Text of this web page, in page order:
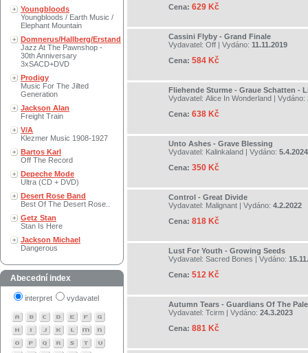
Youngbloods
Youngbloods / Earth Music /
Elephant Mountain
Domnerus/Hallberg/Erstand
Jazz At The Pawnshop -
30th Anniversary
3xSACD+DVD
Prodigy
Music For The Jilted
Generation
Jackson Alan
Freight Train
V/A
Klezmer Music 1908-1927
Bartos Karl
Off The Record
Depeche Mode
Ultra (CD + DVD)
Desert Rose Band
Best Of The Desert Rose..
Getz Stan
Stan Is Here
Jackson Michael
Dangerous
Abecední index
interpret vydavatel
Cena: 629 Kč
Cassini Flyby - Grand Finale
Vydavatel: Off | Vydáno: 11.11.2019
Cena: 584 Kč
Fliehende Sturme - Graue Schatten -
Vydavatel: Alice In Wonderland | Vydáno:
Cena: 638 Kč
Unto Ashes - Grave Blessing
Vydavatel: Kalinkaland | Vydáno: 5.4.2024
Cena: 350 Kč
Control - Great Divide
Vydavatel: Malignant | Vydáno: 4.2.2022
Cena: 818 Kč
Lust For Youth - Growing Seeds
Vydavatel: Sacred Bones | Vydáno:
Cena: 512 Kč
Autumn Tears - Guardians Of The Pale
Vydavatel: Tcirm | Vydáno: 24.3.2023
Cena: 881 Kč